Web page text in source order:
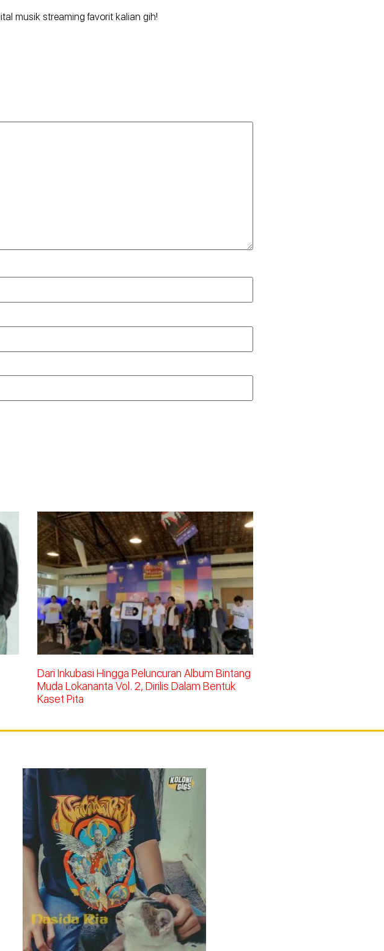
musik streaming favorit kalian gih!
Dari Inkubasi Hingga Peluncuran Album Bintang
Muda Lokananta Vol. 2, Dirilis Dalam Bentuk
Kaset Pita